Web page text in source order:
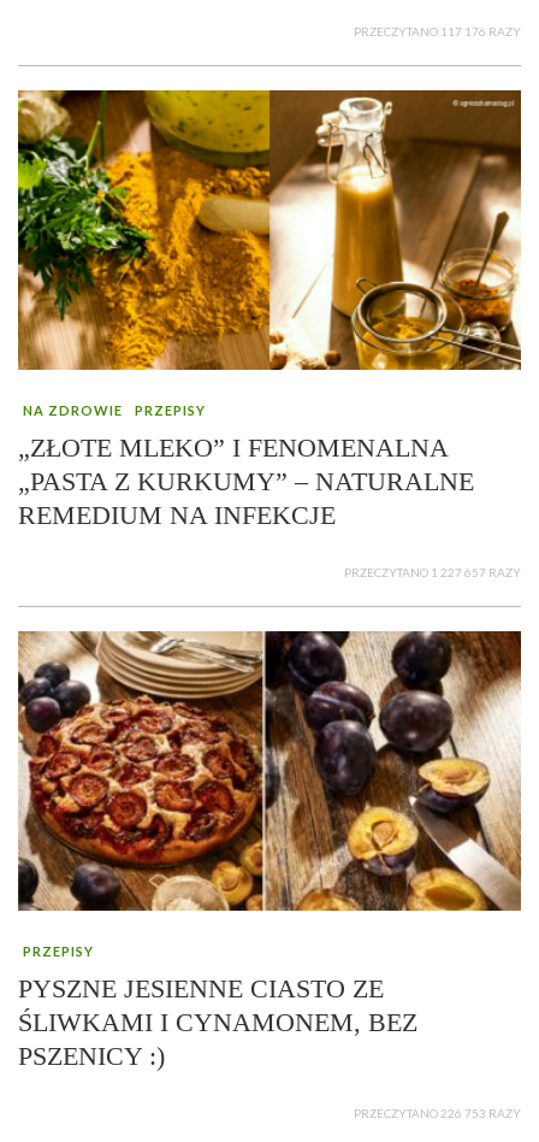
PRZECZYTANO 117 176 RAZY
NA ZDROWIE PRZEPISY
„ZŁOTE MLEKO” I FENOMENALNA
„PASTA Z KURKUMY” – NATURALNE
REMEDIUM NA INFEKCJE
PRZECZYTANO 1 227 657 RAZY
PRZEPISY
PYSZNE JESIENNE CIASTO ZE
ŚLIWKAMI I CYNAMONEM, BEZ
PSZENICY :)
PRZECZYTANO 226 753 RAZY